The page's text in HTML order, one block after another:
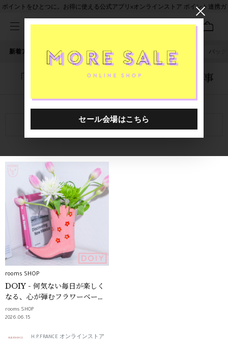
ポイントをひとつに。お得に使える公式アプリ×オンラインストア ポイント連携ガ
新着アイテム 人気ワード セール 40th限定 ピアス バッグ
「1058701.2610022.0004」に関する記事
関連キーワード
rooms SHOP
DOIY - 何気ない毎日が楽しく
なる、心が弾むフラワーベース
-｜rooms SHOP
rooms SHOP
2026.06.15
H.P.FRANCE オンラインストア